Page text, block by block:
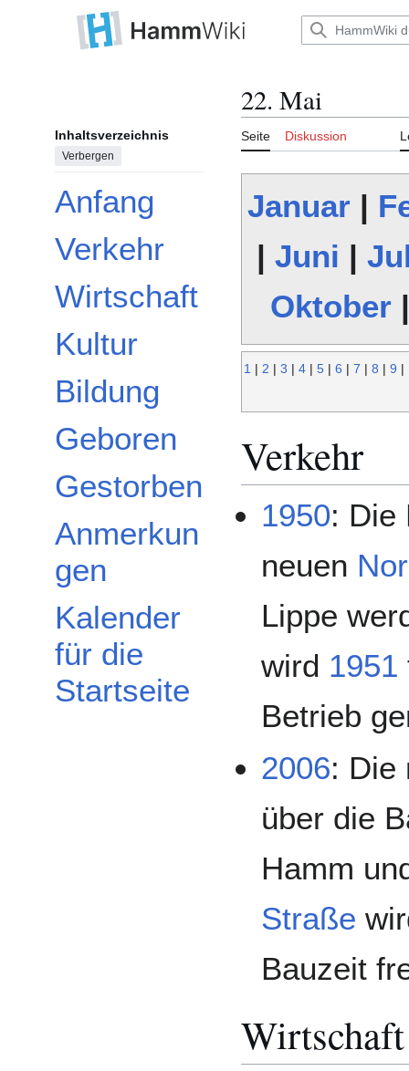
Hauptmenü
Inhaltsverzeichnis
Verbergen
Anfang
Verkehr
Wirtschaft
Kultur
Bildung
Geboren
Gestorben
Anmerkun
gen
Kalender
für die
Startseite
22. Mai
Seite Diskussion
Januar |
| Juni |
Oktober
1 | 2 | 3 | 4| 5| 6 | 7 | 8 | 9 |
Verkehr
1950: Die
neuen
Lippe
wird 1951
Betrieb
2006: Die
über die
Hamm
Straße
Bauzeit
Wirtschaft